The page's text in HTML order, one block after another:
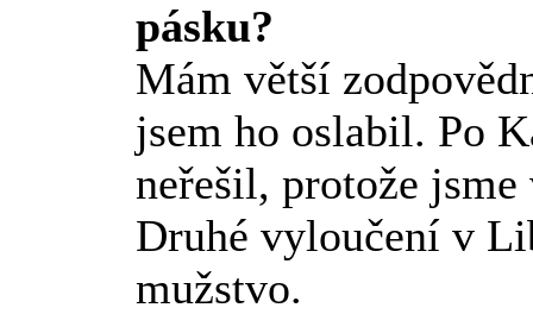
pásku?
Mám větší
jsem ho oslabil. Po
neřešil, protože
Druhé vyloučení v
mužstvo.